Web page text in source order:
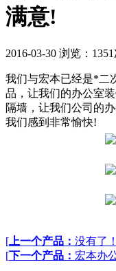
满意!
2016-03-30 浏览：1351
我们与宏本已经是*二
品，让我们的办公室
隔墙，让我们公司的
我们感到非常愉快!
[上一个产品： 没有了
[ 下一个产品： 宏本办